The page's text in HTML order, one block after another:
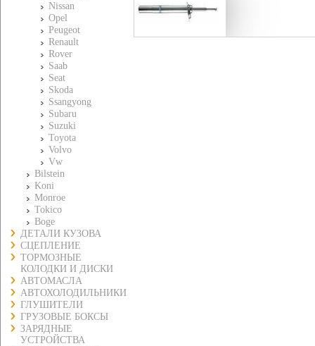
Nissan
Opel
Peugeot
Renault
Rover
Saab
Seat
Skoda
Ssangyong
Subaru
Suzuki
Toyota
Volvo
Vw
Bilstein
Koni
Monroe
Tokico
Boge
ДЕТАЛИ КУЗОВА
СЦЕПЛЕНИЕ
ТОРМОЗНЫЕ
КОЛОДКИ И ДИСКИ
АВТОМАСЛА
АВТОХОЛОДИЛЬНИКИ
ГЛУШИТЕЛИ
ГРУЗОВЫЕ БОКСЫ
ЗАРЯДНЫЕ
УСТРОЙСТВА